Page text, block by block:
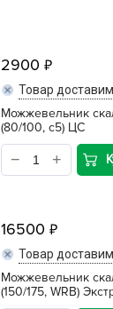
2900
Товар доставим
Можжевельник
(80/100, c5) ЦС
16500
Товар доставим
Можжевельник
(150/175, WRB)